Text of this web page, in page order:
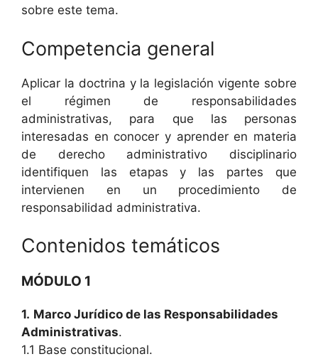
sobre este tema.
Competencia general
Aplicar la doctrina y la legislación vigente sobre
el régimen de responsabilidades
administrativas, para que las personas
interesadas en conocer y aprender en materia
de derecho administrativo disciplinario
identifiquen las etapas y las partes que
intervienen en un procedimiento de
responsabilidad administrativa.
Contenidos temáticos
MÓDULO 1
1. Marco Jurídico de las Responsabilidades
Administrativas.
1.1 Base constitucional.